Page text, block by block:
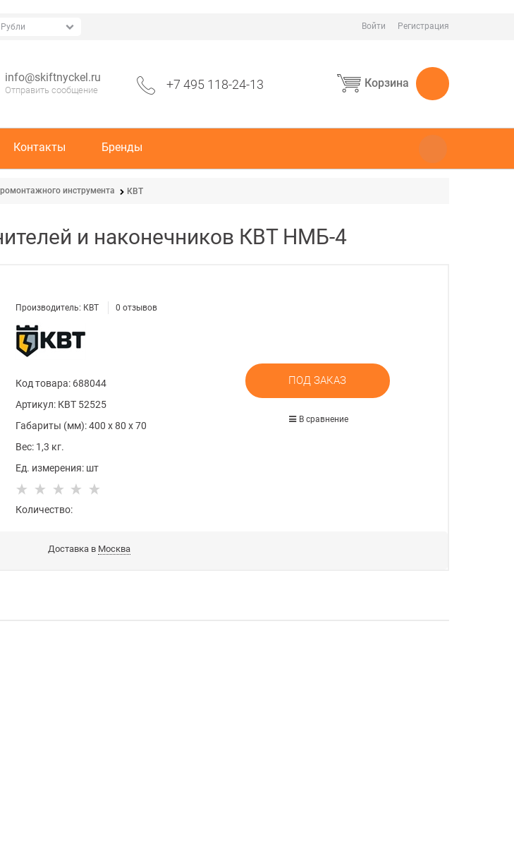
Войти Регистрация
info@skiftnyckel.ru
Отправить сообщение +7 495 118-24-13 Корзина
Контакты Бренды
инструмента КВТ
и наконечников КВТ НМБ-4
Производитель: КВТ 0отзывов
Код товара: 688044
Артикул: КВТ 52525
Габариты (мм): 400 x80 x70
Вес: 1,3 кг.
Ед. измерения: шт
Количество:
ПОД ЗАКАЗ
В сравнение
Доставка в Москва